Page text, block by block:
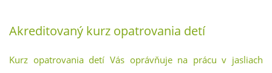
Akreditovaný kurz opatrovania detí
Kurz opatrovania detí Vás oprávňuje na prácu v jasliach